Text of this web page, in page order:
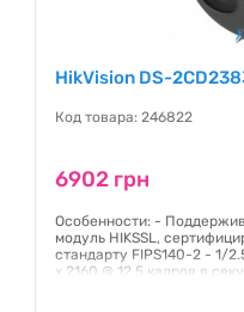
HikVision DS-
Код товара: 246822
6902 грн
Особенности: -
модуль HIKSSL,
стандарту FIPS140-2 - 1/
х 2160 @ 12,5 кадров в